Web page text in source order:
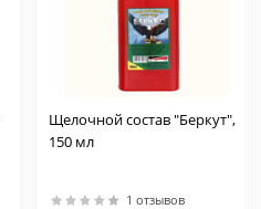
Щелочной состав "Беркут",
150 мл
1 отзывов